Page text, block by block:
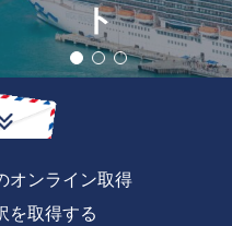
ト
オンライン取得
を取得する